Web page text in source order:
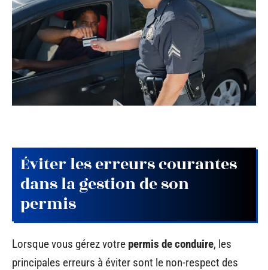
Éviter les erreurs courantes
dans la gestion de son
permis
Lorsque vous gérez votre permis de conduire, les
principales erreurs à éviter sont le non-respect des